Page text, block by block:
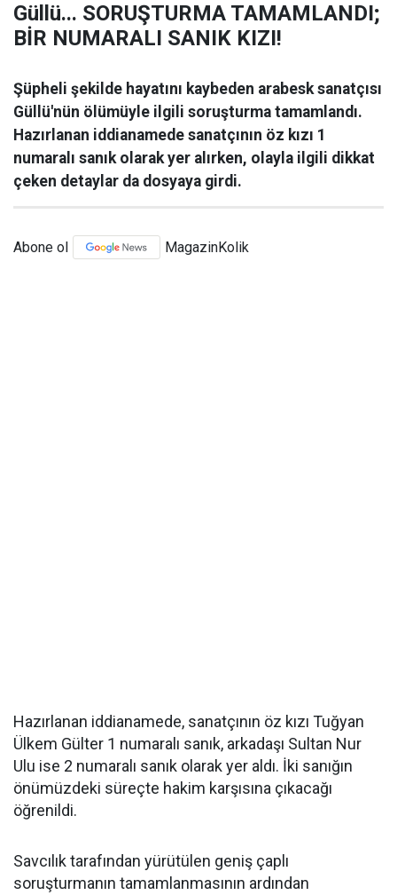
Güllü... SORUŞTURMA TAMAMLANDI;
BİR NUMARALI SANIK KIZI!
Şüpheli şekilde hayatını kaybeden arabesk sanatçısı
Güllü'nün ölümüyle ilgili soruşturma tamamlandı.
Hazırlanan iddianamede sanatçının öz kızı 1
numaralı sanık olarak yer alırken, olayla ilgili dikkat
çeken detaylar da dosyaya girdi.
Abone ol MagazinKolik
Hazırlanan iddianamede, sanatçının öz kızı Tuğyan
Ülkem Gülter 1 numaralı sanık, arkadaşı Sultan Nur
Ulu ise 2 numaralı sanık olarak yer aldı. İki sanığın
önümüzdeki süreçte hakim karşısına çıkacağı
öğrenildi.
Savcılık tarafından yürütülen geniş çaplı
soruşturmanın tamamlanmasının ardından